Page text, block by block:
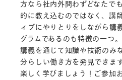
方なら社内外問わずどなたで
的に教え込むのではなく、講
ィブにやりとりをしながら講
グラムであるのも特徴の一つ
講義を通じて知識や技術のみ
分らしい働き方を発見できま
楽しく学びましょう！ご参加